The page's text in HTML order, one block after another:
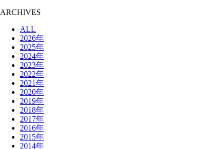
ARCHIVES
ALL
2026年
2025年
2024年
2023年
2022年
2021年
2020年
2019年
2018年
2017年
2016年
2015年
2014年